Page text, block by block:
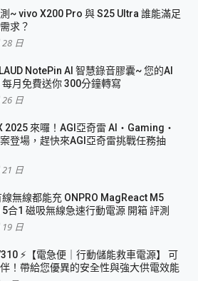
~ vivo X200 Pro 與 S25 Ultra 誰能滿足
求？
日
NotePin AI 智慧錄音膠囊~ 您的AI
月免費送你 300分鐘轉寫
日
2025 來囉！AGI亞奇雷 AI・Gaming・
登場，趕快來AGI亞奇雷挑戰任務抽
日
線無線都能充 ONPRO MagReact M5
合1 磁吸無線急速行動電源 開箱 評測
日
⚡【電急便｜行動儲能救車電源】 可
！帶給您優異的安全性與強大供電效能